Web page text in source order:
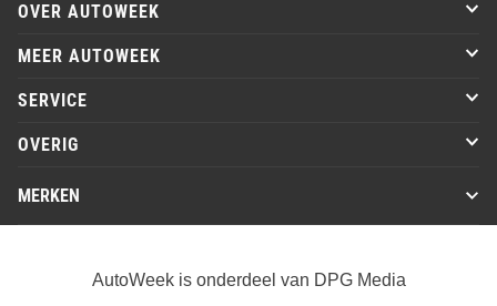
OVER AUTOWEEK
MEER AUTOWEEK
SERVICE
OVERIG
MERKEN
AutoWeek is onderdeel van DPG Media